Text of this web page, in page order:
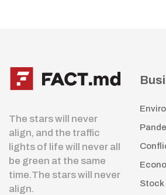
The stars will never
align, and the traffic
lights of life will never all
be green at the same
time.The stars will never
align.
Stock